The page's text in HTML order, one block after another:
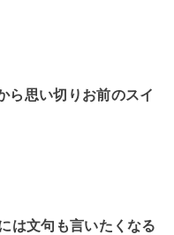
ら思い切りお前のスイ
は文句も言いたくなる